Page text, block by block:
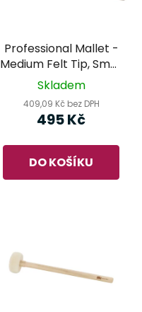
Professional Mallet -
Medium Felt Tip, Small
(SB-PM-MF-S) -
Skladem
409,09 Kč bez DPH
495 Kč
DO KOŠÍKU